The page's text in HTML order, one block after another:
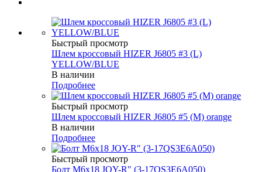
Быстрый просмотр
Шлем кроссовый HIZER J6805 #3 (L)
YELLOW/BLUE
В наличии
Подробнее
Быстрый просмотр
Шлем кроссовый HIZER J6805 #5 (M) orange
В наличии
Подробнее
Быстрый просмотр
Болт М6х18 JOY-R" (3-17QS3E6A050)